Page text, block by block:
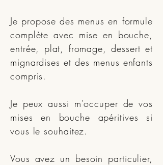
Je propose des menus en formule
complète avec mise en bouche,
entrée, plat, fromage, dessert et
mignardises et des menus enfants
compris.
Je peux aussi m'occuper de vos
mises en bouche apéritives si
vous le souhaitez.
Vous avez un besoin particulier,